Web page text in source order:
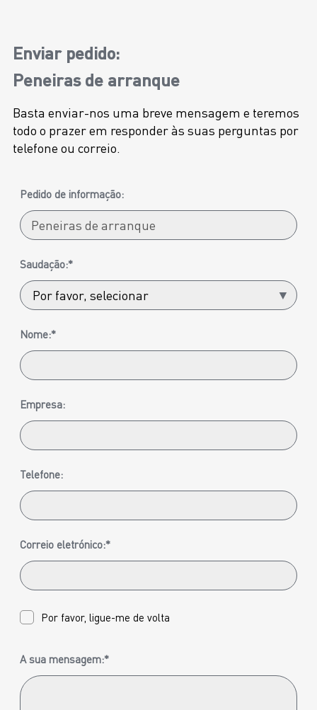
Enviar pedido:
Peneiras de arranque
Basta enviar-nos uma breve mensagem e teremos
todo o prazer em responder às suas perguntas por
telefone ou correio.
Pedido de informação:
Saudação:*
Nome:*
Empresa:
Telefone:
Correio eletrónico:*
Por favor, ligue-me de volta
A sua mensagem:*